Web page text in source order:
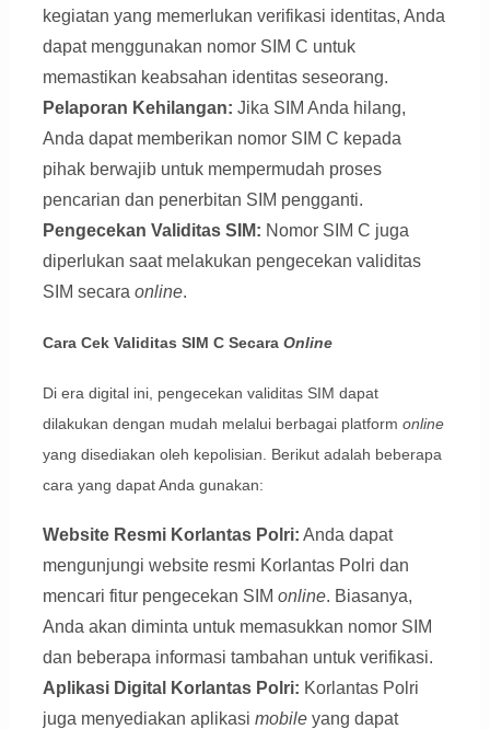
kegiatan yang memerlukan verifikasi identitas, Anda
dapat menggunakan nomor SIM C untuk
memastikan keabsahan identitas seseorang.
Pelaporan Kehilangan: Jika SIM Anda hilang,
Anda dapat memberikan nomor SIM C kepada
pihak berwajib untuk mempermudah proses
pencarian dan penerbitan SIM pengganti.
Pengecekan Validitas SIM: Nomor SIM C juga
diperlukan saat melakukan pengecekan validitas
SIM secara online.
Cara Cek Validitas SIM C Secara Online
Di era digital ini, pengecekan validitas SIM dapat
dilakukan dengan mudah melalui berbagai platform online
yang disediakan oleh kepolisian. Berikut adalah beberapa
cara yang dapat Anda gunakan:
Website Resmi Korlantas Polri: Anda dapat
mengunjungi website resmi Korlantas Polri dan
mencari fitur pengecekan SIM online. Biasanya,
Anda akan diminta untuk memasukkan nomor SIM
dan beberapa informasi tambahan untuk verifikasi.
Aplikasi Digital Korlantas Polri: Korlantas Polri
juga menyediakan aplikasi mobileyang dapat